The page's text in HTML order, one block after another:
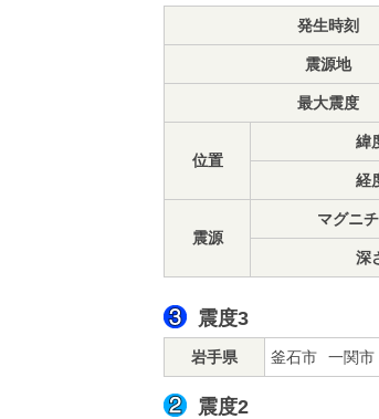
発生時刻
震源地
最大震度
位置
緯
経
震源
マグニ
深
震度3
岩手県 釜石市 一関市
震度2